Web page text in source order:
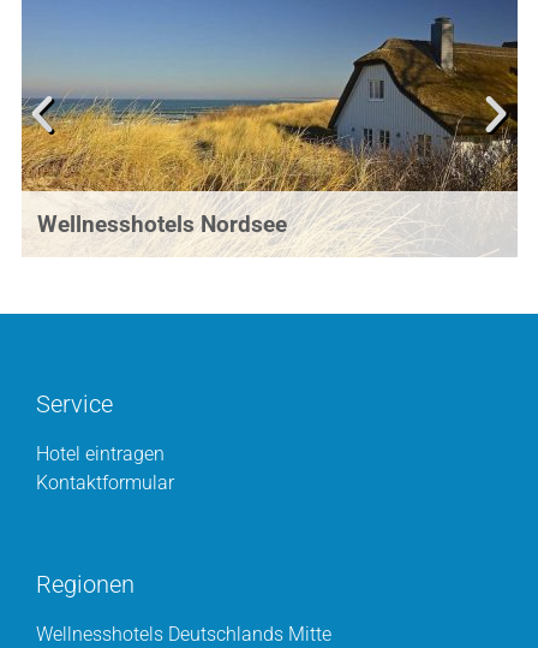
Wellnesshotels Nordsee
Service
Hotel eintragen
Kontaktformular
Regionen
Wellnesshotels Deutschlands Mitte